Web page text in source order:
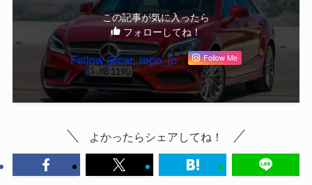
この記事が気に入ったら
フォローしてね！
Follow @car_repo_jp Follow Me
よかったらシェアしてね！